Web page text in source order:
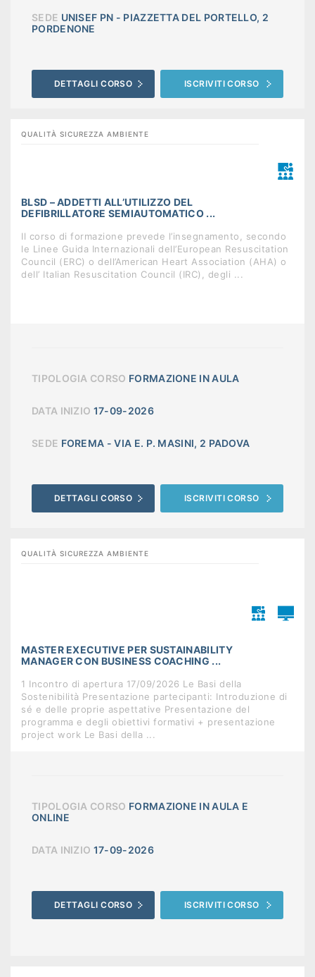
SEDE UNISEF PN - PIAZZETTA DEL PORTELLO, 2
PORDENONE
DETTAGLI CORSO ISCRIVITI CORSO
QUALITÀ SICUREZZA AMBIENTE
BLSD – ADDETTI ALL’UTILIZZO DEL
DEFIBRILLATORE SEMIAUTOMATICO ...
Il corso di formazione prevede l’insegnamento, secondo
le Linee Guida Internazionali dell’European Resuscitation
Council (ERC) o dell’American Heart Association (AHA) o
dell’ Italian Resuscitation Council (IRC), degli ...
TIPOLOGIA CORSO FORMAZIONE IN AULA
DATA INIZIO 17-09-2026
SEDE FOREMA - VIA E. P. MASINI, 2 PADOVA
DETTAGLI CORSO ISCRIVITI CORSO
QUALITÀ SICUREZZA AMBIENTE
MASTER EXECUTIVE PER SUSTAINABILITY
MANAGER CON BUSINESS COACHING ...
1 Incontro di apertura 17/09/2026 Le Basi della
Sostenibilità Presentazione partecipanti: Introduzione di
sé e delle proprie aspettative Presentazione del
programma e degli obiettivi formativi + presentazione
project work Le Basi della ...
TIPOLOGIA CORSO FORMAZIONE IN AULA E
ONLINE
DATA INIZIO 17-09-2026
DETTAGLI CORSO ISCRIVITI CORSO